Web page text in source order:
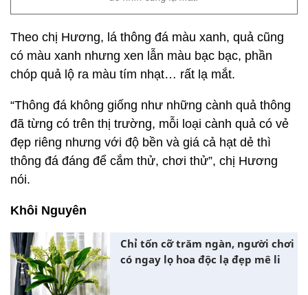
Theo chị Hương, lá thông đá màu xanh, quả cũng
có màu xanh nhưng xen lẫn màu bạc bạc, phần
chóp quả lộ ra màu tím nhạt… rất lạ mắt.
“Thông đá không giống như những cành quả thông
đã từng có trên thị trường, mỗi loại cành quả có vẻ
đẹp riêng nhưng với độ bền và giá cả hạt dẻ thì
thông đá đáng để cắm thử, chơi thử”, chị Hương
nói.
Khôi Nguyên
Chỉ tốn cỡ trăm ngàn, người chơi
có ngay lọ hoa độc lạ đẹp mê li